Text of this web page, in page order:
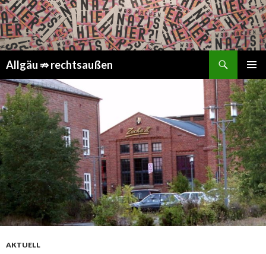
Allgäu ⇏ rechtsaußen
MENÜ
Springe
zum
Inhalt
AKTUELL